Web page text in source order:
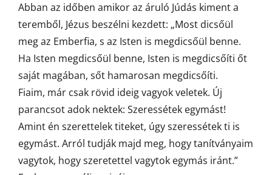
Abban az időben amikor az áruló Júdás kiment a
teremből, Jézus beszélni kezdett: „Most dicsőül
meg az Emberfia, s az Isten is megdicsőül benne.
Ha Isten megdicsőül benne, Isten is megdicsőíti őt
saját magában, sőt hamarosan megdicsőíti.
Fiaim, már csak rövid ideig vagyok veletek. Új
parancsot adok nektek: Szeressétek egymást!
Amint én szerettelek titeket, úgy szeressétek ti is
egymást. Arról tudják majd meg, hogy tanítványaim
vagytok, hogy szeretettel vagytok egymás iránt.”